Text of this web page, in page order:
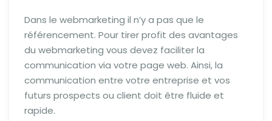
Dans le webmarketing il n’y a pas que le
référencement. Pour tirer profit des avantages
du webmarketing vous devez faciliter la
communication via votre page web. Ainsi, la
communication entre votre entreprise et vos
futurs prospects ou client doit être fluide et
rapide.